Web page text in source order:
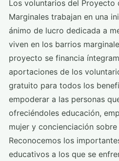
Los voluntarios del Proyecto
Marginales trabajan en una
ánimo de lucro dedicada a
viven en los barrios
proyecto se financia
aportaciones de los
gratuito para todos los
empoderar a las personas
ofreciéndoles educación,
mujer y concienciación
Reconocemos los
educativos a los que se